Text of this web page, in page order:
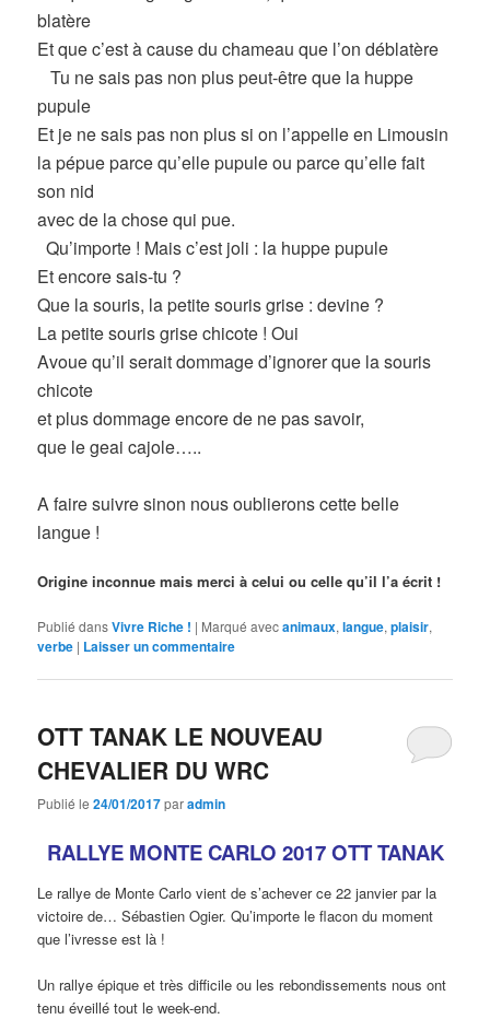
blatère
Et que c’est à cause du chameau que l’on déblatère
Tu ne sais pas non plus peut-être que la huppe
pupule
Et je ne sais pas non plus si on l’appelle en Limousin
la pépue parce qu’elle pupule ou parce qu’elle fait
son nid
avec de la chose qui pue.
Qu’importe ! Mais c’est joli : la huppe pupule
Et encore sais-tu ?
Que la souris, la petite souris grise : devine ?
La petite souris grise chicote ! Oui
Avoue qu’il serait dommage d’ignorer que la souris
chicote
et plus dommage encore de ne pas savoir,
que le geai cajole…..
A faire suivre sinon nous oublierons cette belle
langue !
Origine inconnue mais merci à celui ou celle qu’il l’a écrit !
Publié dansVivre Riche ! | Marqué avecanimaux,langue,plaisir,
verbe | Laisser un commentaire
OTT TANAK LE NOUVEAU
CHEVALIER DU WRC
Publié le24/01/2017paradmin
RALLYE MONTE CARLO 2017 OTT TANAK
Le rallye de Monte Carlo vient de s’achever ce 22 janvier par la
victoire de… Sébastien Ogier. Qu’importe le flacon du moment
que l’ivresse est là !
Un rallye épique et très difficile ou les rebondissements nous ont
tenu éveillé tout le week-end.